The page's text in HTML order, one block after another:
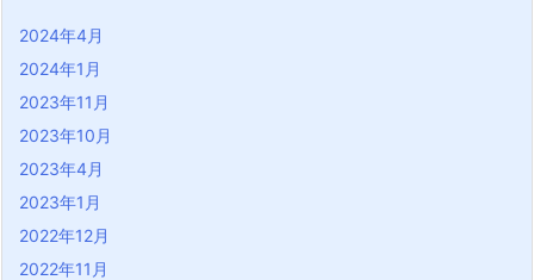
2024年4月
2024年1月
2023年11月
2023年10月
2023年4月
2023年1月
2022年12月
2022年11月